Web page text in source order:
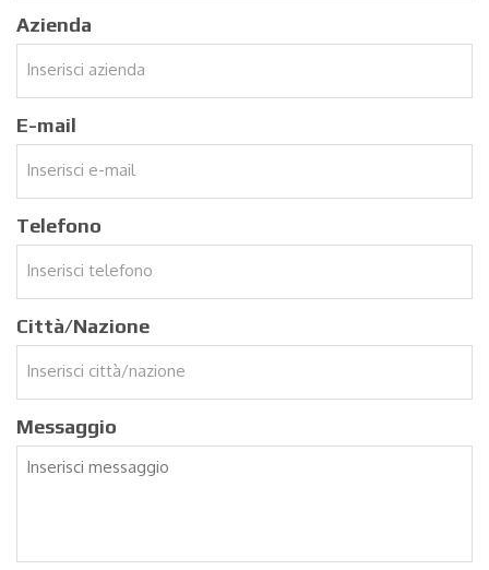
Azienda
E-mail
Telefono
Città/Nazione
Messaggio